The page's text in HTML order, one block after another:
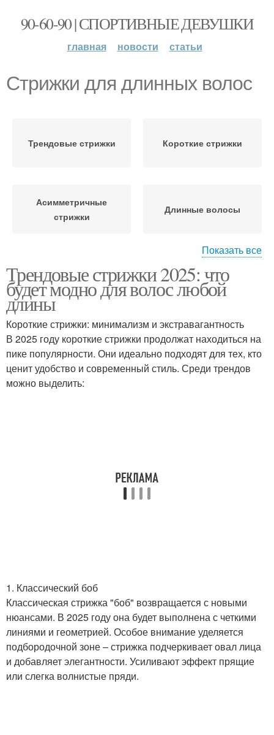
90-60-90 | СПОРТИВНЫЕ ДЕВУШКИ
главная новости статьи
Стрижки для длинных волос
Трендовые стрижки Короткие стрижки
Асимметричные
стрижки
Длинные волосы
слоями
Волосы с объемом
Стрижки для коротких
волос
Стрижки для средней
длины
Длинные стрижки Ровные стрижки
Средние стрижки
Показать все
Трендовые стрижки 2025: что
будет модно для волос любой
длины
Короткие стрижки: минимализм и экстравагантность
В 2025 году короткие стрижки продолжат находиться на
пике популярности. Они идеально подходят для тех, кто
ценит удобство и современный стиль. Среди трендов
можно выделить:
1. Классический боб
Классическая стрижка "боб" возвращается с новыми
нюансами. В 2025 году она будет выполнена с четкими
линиями и геометрией. Особое внимание уделяется
подбородочной зоне – стрижка подчеркивает овал лица
и добавляет элегантности. Усиливают эффект прящие
или слегка волнистые пряди.